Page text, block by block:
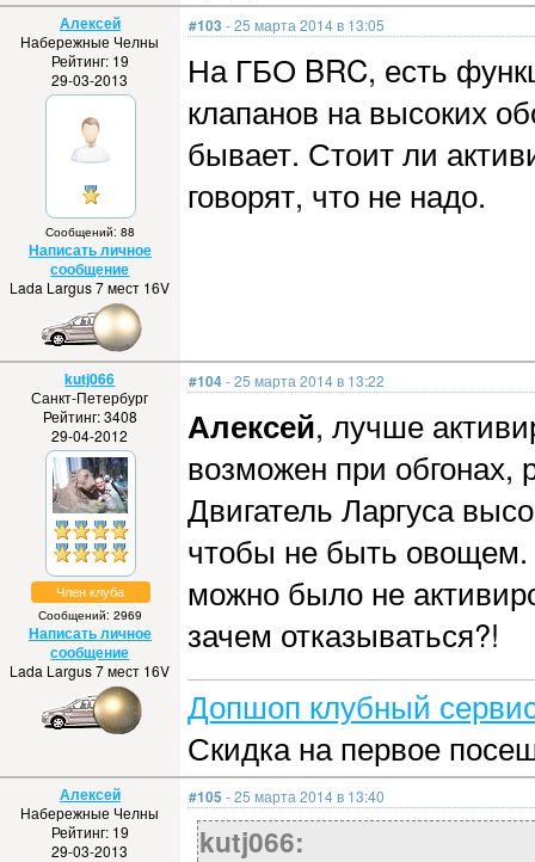
Алексей
Набережные Челны
Рейтинг: 19
29-03-2013
Сообщений: 88
Написать личное
сообщение
Lada Largus 7 мест 16V
#103 - 25 марта 2014 в 13:05
На ГБО BRC, есть
клапанов на высоких
бывает. Стоит ли
говорят, что не надо.
kutj066
Санкт-Петербург
Рейтинг: 3408
29-04-2012
Член клуба
Сообщений: 2969
Написать личное
сообщение
Lada Largus 7 мест 16V
#104- 25 марта 2014 в 13:22
Алексей, лучше
возможен при обгонах,
Двигатель Ларгуса
чтобы не быть
можно было не
зачем отказываться?!
Допшоп клубный
Скидка на первое
Алексей
Набережные Челны
Рейтинг: 19
29-03-2013
#105 - 25 марта 2014 в 13:40
kutj066: